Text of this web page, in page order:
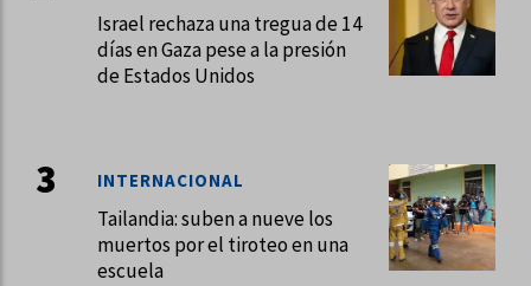
Israel rechaza una tregua de 14
días en Gaza pese a la presión
de Estados Unidos
Tailandia: suben a nueve los
muertos por el tiroteo en una
escuela
INTERNACIONAL